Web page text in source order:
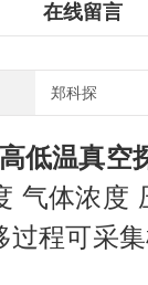
在线留言
郑科探
低温真空
气体浓度
程可采